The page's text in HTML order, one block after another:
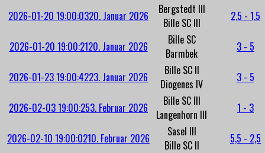
2026-01-20 19:00:0320. Januar 2026
Bergstedt III
Bille SC III
2,5 - 1,5
2026-01-20 19:00:2120. Januar 2026
Bille SC
Barmbek
3 - 5
2026-01-23 19:00:4223. Januar 2026
Bille SC II
Diogenes IV
3 - 5
2026-02-03 19:00:253. Februar 2026
Bille SC III
Langenhorn III
1 - 3
2026-02-10 19:00:0210. Februar 2026
Sasel III
Bille SC II
5,5 - 2,5